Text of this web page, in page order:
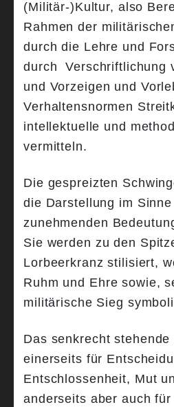
(Militär-)Kultur, also
Rahmen der
durch die Lehre und
durch Verschriftlichung
und Vorzeigen und
Verhaltensnormen
intellektuelle und
vermitteln.
Die gespreizten
die Darstellung im
zunehmenden
Sie werden zu den
Lorbeerkranz stilisiert,
Ruhm und Ehre sowie,
militärische Sieg
Das senkrecht
einerseits für
Entschlossenheit, Mut
anderseits aber auch für